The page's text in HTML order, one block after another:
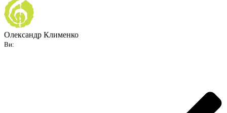
Олександр Клименко
Ви: